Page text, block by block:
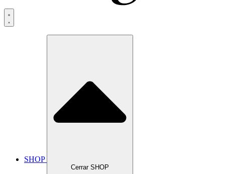
SHOP
Cerrar SHOP